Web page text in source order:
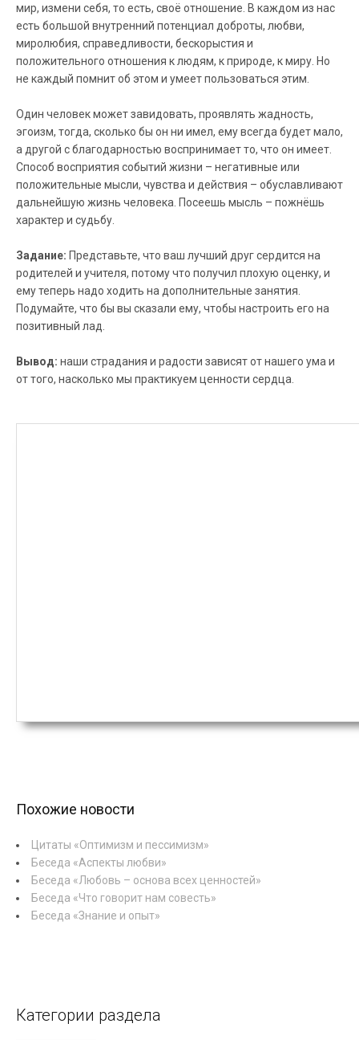
мир, измени себя, то есть, своё отношение. В каждом из нас
есть большой внутренний потенциал доброты, любви,
миролюбия, справедливости, бескорыстия и
положительного отношения к людям, к природе, к миру. Но
не каждый помнит об этом и умеет пользоваться этим.
Один человек может завидовать, проявлять жадность,
эгоизм, тогда, сколько бы он ни имел, ему всегда будет мало,
а другой с благодарностью воспринимает то, что он имеет.
Способ восприятия событий жизни – негативные или
положительные мысли, чувства и действия – обуславливают
дальнейшую жизнь человека. Посеешь мысль – пожнёшь
характер и судьбу.
Задание: Представьте, что ваш лучший друг сердится на
родителей и учителя, потому что получил плохую оценку, и
ему теперь надо ходить на дополнительные занятия.
Подумайте, что бы вы сказали ему, чтобы настроить его на
позитивный лад.
Вывод: наши страдания и радости зависят от нашего ума и
от того, насколько мы практикуем ценности сердца.
Похожие новости
Цитаты «Оптимизм и пессимизм»
Беседа «Аспекты любви»
Беседа «Любовь – основа всех ценностей»
Беседа «Что говорит нам совесть»
Беседа «Знание и опыт»
Категории раздела